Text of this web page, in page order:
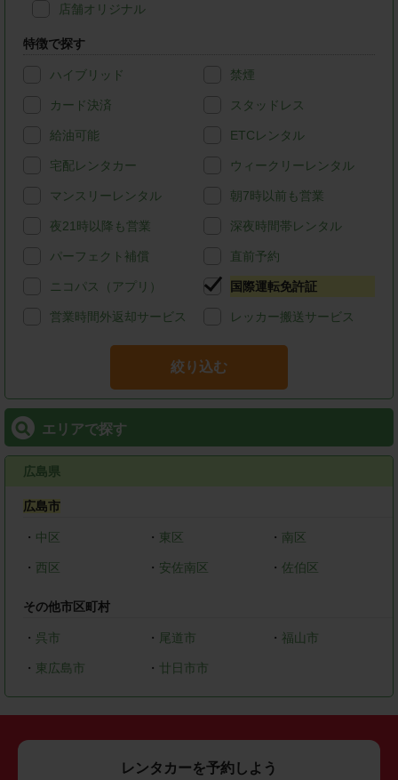
店舗オリジナル
特徴で探す
ハイブリッド 禁煙
カード決済 スタッドレス
給油可能 ETCレンタル
宅配レンタカー ウィークリーレンタル
マンスリーレンタル 朝7時以前も営業
夜21時以降も営業 深夜時間帯レンタル
パーフェクト補償 直前予約
ニコパス（アプリ） 国際運転免許証
営業時間外返却サービス レッカー搬送サービス
絞り込む
エリアで探す
広島県
広島市
・ 中区 ・ 東区 ・ 南区
・ 西区 ・ 安佐南区 ・ 佐伯区
その他市区町村
・ 呉市 ・ 尾道市 ・ 福山市
・ 東広島市 ・ 廿日市市
レンタカーを予約しよう